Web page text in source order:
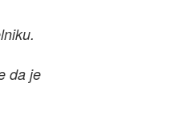
da je